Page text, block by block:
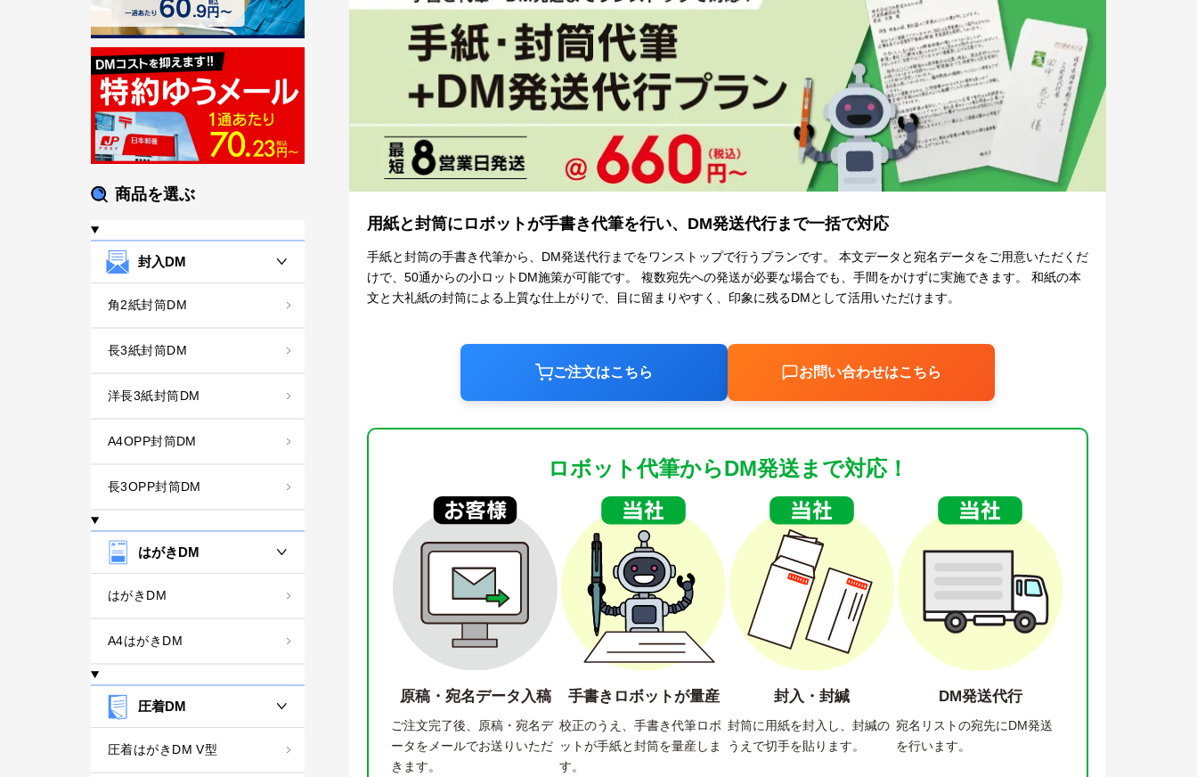
商品を選ぶ
封入DM
角2紙封筒DM
長3紙封筒DM
洋長3紙封筒DM
A4OPP封筒DM
長3OPP封筒DM
はがきDM
はがきDM
A4はがきDM
圧着DM
圧着はがきDM V型
用紙と封筒にロボットが手書き代筆を行い、DM発送代行まで一括で対応
手紙と封筒の手書き代筆から、DM発送代行までをワンストップで行うプランです。 本文データと宛名データをご用意いただくだ
けで、50通からの小ロットDM施策が可能です。 複数宛先への発送が必要な場合でも、手間をかけずに実施できます。 和紙の本
文と大礼紙の封筒による上質な仕上がりで、目に留まりやすく、印象に残るDMとして活用いただけます。
ご注文はこちら お問い合わせはこちら
ロボット代筆からDM発送まで対応！
原稿・宛名データ入稿
ご注文完了後、原稿・宛名デ
ータをメールでお送りいただ
きます。
手書きロボットが量産
校正のうえ、手書き代筆ロボ
ットが手紙と封筒を量産しま
す。
封入・封緘
封筒に用紙を封入し、封緘の
うえで切手を貼ります。
DM発送代行
宛名リストの宛先にDM発送
を行います。